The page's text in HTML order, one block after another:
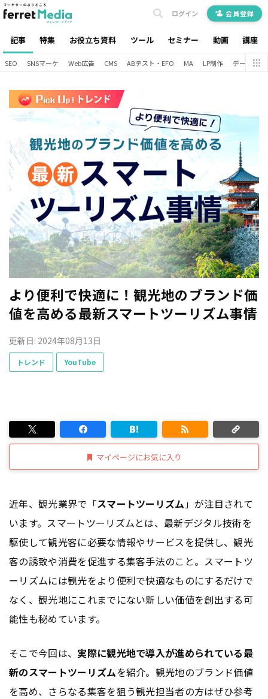
記事 特集 お役立ち資料 ツール セミナー 動画 講座
ログイン 会員登録
SEO SNSマーケ Web広告 CMS ABテスト・EFO MA LP制作 データ分析
より便利で快適に！観光地のブランド価
値を高める最新スマートツーリズム事情
更新日: 2024年08月13日
トレンド YouTube
マイページにお気に入り
近年、観光業界で「スマートツーリズム」が注目されて
います。スマートツーリズムとは、最新デジタル技術を
駆使して観光客に必要な情報やサービスを提供し、観光
客の誘致や消費を促進する集客手法のこと。スマートツ
ーリズムには観光をより便利で快適なものにするだけで
なく、観光地にこれまでにない新しい価値を創出する可
能性も秘めています。
そこで今回は、 実際に観光地で導入が進められている最
新のスマートツーリズムを紹介。観光地のブランド価値
を高め、さらなる集客を狙う観光担当者の方はぜひ参考